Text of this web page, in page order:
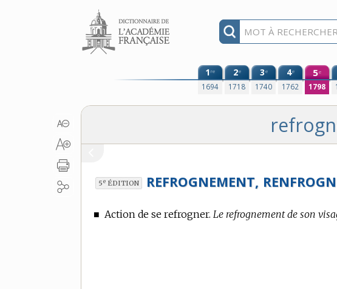
Aller au contenu
1re
1694
2e
1718
3e
1740
4e
1762
5e
1798
5e ÉDITION REFROGNEMENT,
■ Action de se refrogner. Le refrognement de son